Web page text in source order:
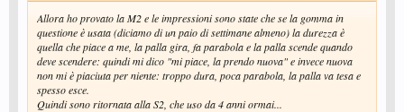
Allora ho provato la M2 e le impressioni sono state che se la gomma in
questione è usata (diciamo di un paio di settimane almeno) la durezza è
quella che piace a me, la palla gira, fa parabola e la palla scende quando
deve scendere: quindi mi dico "mi piace, la prendo nuova" e invece nuova
non mi è piaciuta per niente: troppo dura, poca parabola, la palla va tesa e
spesso esce.
Quindi sono ritornata alla S2, che uso da 4 anni ormai...